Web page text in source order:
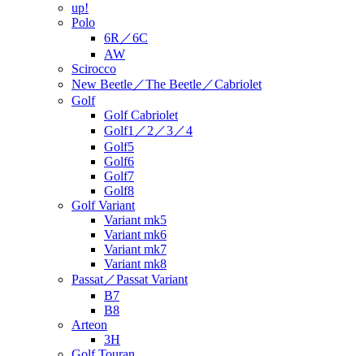
up!
Polo
6R／6C
AW
Scirocco
New Beetle／The Beetle／Cabriolet
Golf
Golf Cabriolet
Golf1／2／3／4
Golf5
Golf6
Golf7
Golf8
Golf Variant
Variant mk5
Variant mk6
Variant mk7
Variant mk8
Passat／Passat Variant
B7
B8
Arteon
3H